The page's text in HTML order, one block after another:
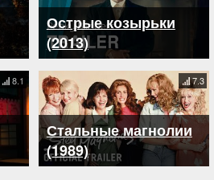
Острые козырьки
(2013)
8.1
Стальные магнолии
(1989)
7.3